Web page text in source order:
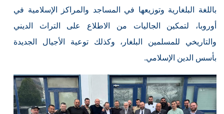
باللغة البلغارية وتوزيعها في المساجد والمراكز الإسلامية في
أوروبا، لتمكين الجاليات من الاطلاع على التراث الديني
والتاريخي للمسلمين البلغار، وكذلك توعية الأجيال الجديدة
بأسس الدين الإسلامي.